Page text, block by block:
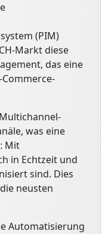
(PIM)
Markt diese
das eine
was eine
Mit
in Echtzeit und
sind. Dies
neusten
Automatisierung